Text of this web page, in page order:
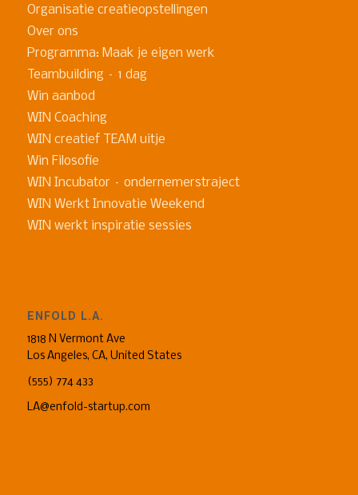
Organisatie creatieopstellingen
Over ons
Programma: Maak je eigen werk
Teambuilding – 1 dag
Win aanbod
WIN Coaching
WIN creatief TEAM uitje
Win Filosofie
WIN Incubator – ondernemerstraject
WIN Werkt Innovatie Weekend
WIN werkt inspiratie sessies
ENFOLD L.A.
1818 N Vermont Ave
Los Angeles, CA, United States
(555) 774 433
LA@enfold-startup.com